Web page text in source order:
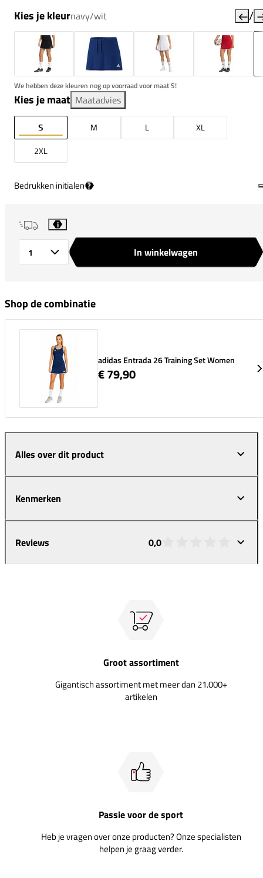
Kies je kleurnavy/wit /
We hebben deze kleuren nog op voorraad voor maat S!
Kies je maat Maatadvies
S M L
XL
2XL
Bedrukken initialen ?
i
In winkelwagen
Shop de combinatie
adidas Entrada 26 Training Set Women
€ 79,90
Alles over dit product
Kenmerken
Reviews 0,0
Groot assortiment
Gigantisch assortiment met meer dan 21.000+
artikelen
Passie voor de sport
Heb je vragen over onze producten? Onze specialisten
helpen je graag verder.